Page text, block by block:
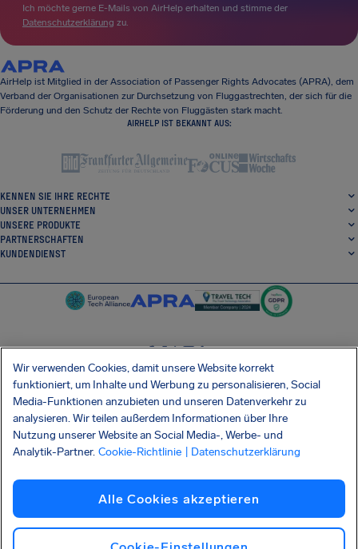
Ich möchte gerne E-Mails von AirHelp erhalten und stimme der
Datenschutzerklärung zu.
AirHelp ist Mitglied in der Association of Passenger Rights Advocates (APRA), dem
Verband der Organisationen zur Durchsetzung von Fluggastrechten, der sich für die
Förderung und den Schutz der Rechte von Fluggästen stark macht.
AIRHELP IST BEKANNT AUS:
KENNEN SIE IHRE RECHTE
UNSER UNTERNEHMEN
UNSERE PRODUKTE
PARTNERSCHAFTEN
KUNDENDIENST
SocialFacebook
SocialTwitter
SocialInstagram
SocialLinkedin
ERHALTEN SIE UNSERE KOSTENLOSE APP
Allgemeinen GeschäftsbedingungenDatenschutzerklärung
Barrierefreiheit
Copyright © 2026 AirHelp
Wir verwenden Cookies, damit unsere Website korrekt
funktioniert, um Inhalte und Werbung zu personalisieren, Social
Media-Funktionen anzubieten und unseren Datenverkehr zu
analysieren. Wir teilen außerdem Informationen über Ihre
Nutzung unserer Website an Social Media-, Werbe- und
Analytik-Partner. Cookie-Richtlinie | Datenschutzerklärung
Alle Cookies akzeptieren